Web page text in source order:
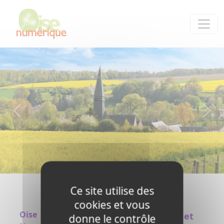
Oise
Pages
La Fibre et
Panneau de gestion des cookies
Ce site utilise des
cookies et vous
donne le contrôle